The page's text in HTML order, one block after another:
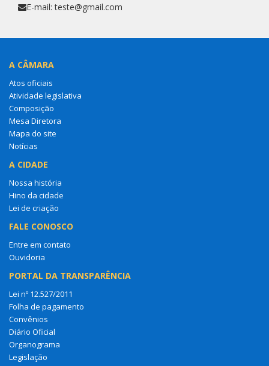
E-mail: teste@gmail.com
A CÂMARA
Atos oficiais
Atividade legislativa
Composição
Mesa Diretora
Mapa do site
Notícias
A CIDADE
Nossa história
Hino da cidade
Lei de criação
FALE CONOSCO
Entre em contato
Ouvidoria
PORTAL DA TRANSPARÊNCIA
Lei nº 12.527/2011
Folha de pagamento
Convênios
Diário Oficial
Organograma
Legislação